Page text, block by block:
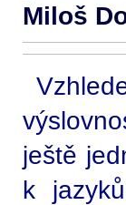
Miloš
ještě
k